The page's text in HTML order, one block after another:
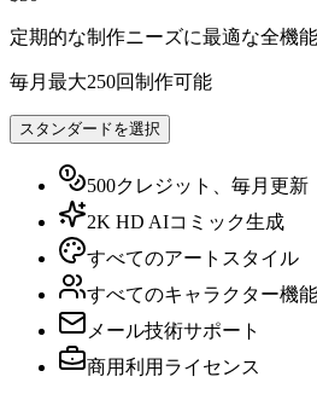
定期的な制作ニーズに最適な全機
毎月最大250回制作可能
スタンダードを選択
500クレジット、毎月更新
2K HD AIコミック生成
すべてのアートスタイル
すべてのキャラクター機能
メール技術サポート
商用利用ライセンス